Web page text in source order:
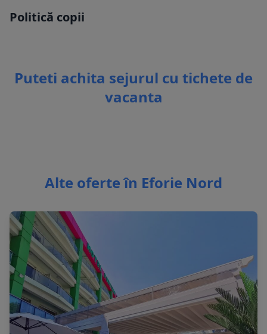
Politică copii
Puteti achita sejurul cu tichete de
vacanta
Alte oferte în Eforie Nord